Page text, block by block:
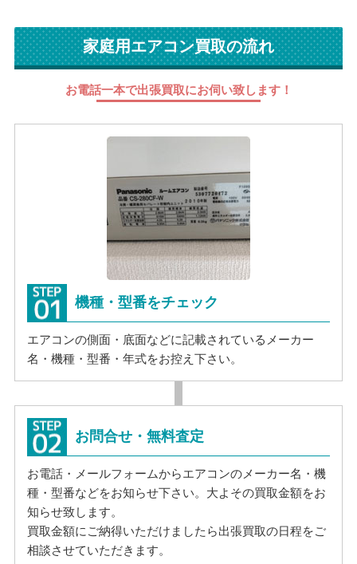
家庭用エアコン買取の流れ
お電話一本で出張買取にお伺い致します！
機種・型番をチェック
エアコンの側面・底面などに記載されているメーカー
名・機種・型番・年式をお控え下さい。
お問合せ・無料査定
お電話・メールフォームからエアコンのメーカー名・機
種・型番などをお知らせ下さい。大よその買取金額をお
知らせ致します。
買取金額にご納得いただけましたら出張買取の日程をご
相談させていただきます。